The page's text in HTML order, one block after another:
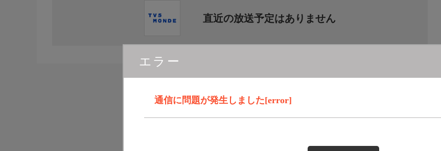
エラー
通信に問題が発生しました[error]
直近の放送予定はありません